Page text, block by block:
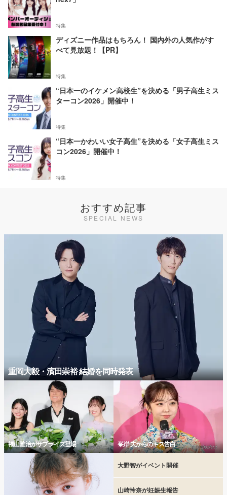
特集
ディズニー作品はもちろん！ 国内外の人気作がす
べて見放題！【PR】
特集
“日本一のイケメン高校生”を決める「男子高生ミス
ターコン2026」開催中！
特集
“日本一かわいい女子高生”を決める「女子高生ミス
コン2026」開催中！
特集
おすすめ記事
SPECIAL NEWS
重岡大毅・濱田崇裕 結婚を同時発表
福山雅治がサプライズ登場 峯岸 夫からのキス告白
大野智がイベント開催
山崎怜奈が妊娠生報告